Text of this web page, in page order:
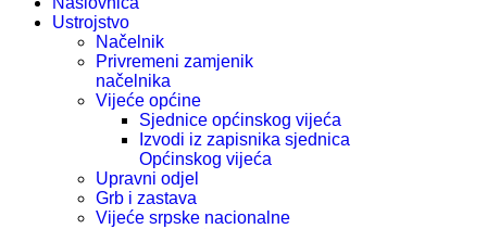
Ustrojstvo
Načelnik
Privremeni zamjenik
načelnika
Vijeće općine
Sjednice općinskog vijeća
Izvodi iz zapisnika sjednica
Općinskog vijeća
Upravni odjel
Grb i zastava
Vijeće srpske nacionalne